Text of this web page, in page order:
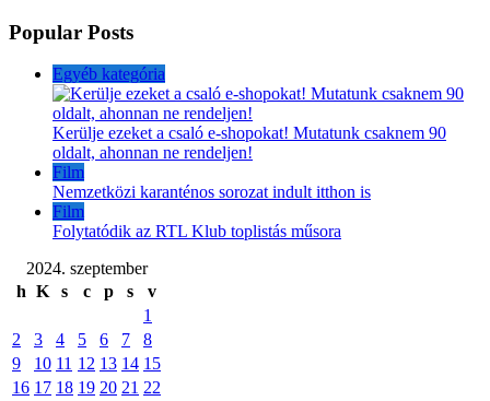
Popular Posts
Egyéb kategória
Kerülje ezeket a csaló e-shopokat! Mutatunk csaknem 90
oldalt, ahonnan ne rendeljen!
Film
Nemzetközi karanténos sorozat indult itthon is
Film
Folytatódik az RTL Klub toplistás műsora
2024. szeptember
h K s c p s
v
1
2
3 4 5 6 7
8
9
10 11 12 13 14 15
16 17 18 19 20 21 22